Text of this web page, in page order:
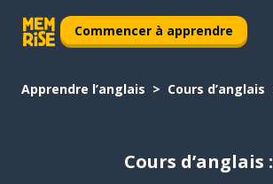
Commencer à apprendre
Apprendre l’anglais Cours d’anglais
Cours d’anglais :